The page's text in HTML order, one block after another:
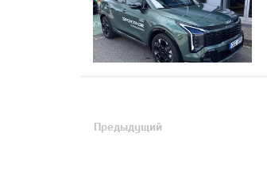
Предыдущий